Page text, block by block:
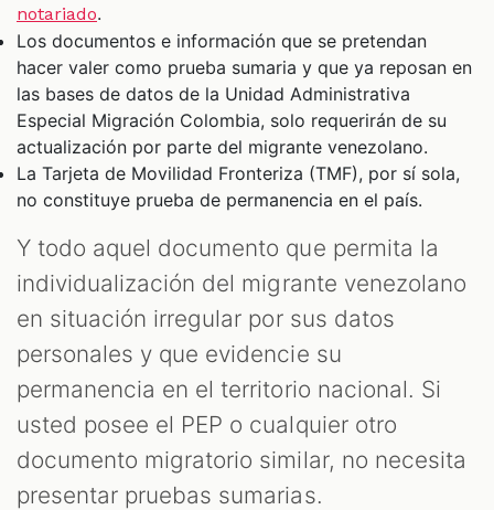
notariado.
Los documentos e información que se pretendan
hacer valer como prueba sumaria y que ya reposan en
las bases de datos de la Unidad Administrativa
Especial Migración Colombia, solo requerirán de su
actualización por parte del migrante venezolano.
La Tarjeta de Movilidad Fronteriza (TMF), por sí sola,
no constituye prueba de permanencia en el país.
Y todo aquel documento que permita la
individualización del migrante venezolano
en situación irregular por sus datos
personales y que evidencie su
permanencia en el territorio nacional. Si
usted posee el PEP o cualquier otro
documento migratorio similar, no necesita
presentar pruebas sumarias.